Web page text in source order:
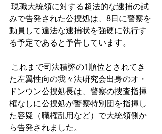
現職大統領に対する超法的な逮捕の試
みで告発された公捜処は、8日に警察を
動員して違法な逮捕状を強硬に執行す
る予定であると予告しています。
これまで司法積弊の1順位とされてき
た左翼性向の我々法研究会出身のオ・
ドンウン公捜処長は、警察の捜査指揮
権なしに公捜処が警察特別団を指揮し
た容疑（職権乱用など）で大統領側か
ら告発されました。